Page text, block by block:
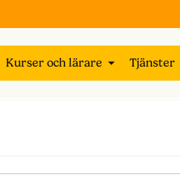
Kurser och lärare Tjänster